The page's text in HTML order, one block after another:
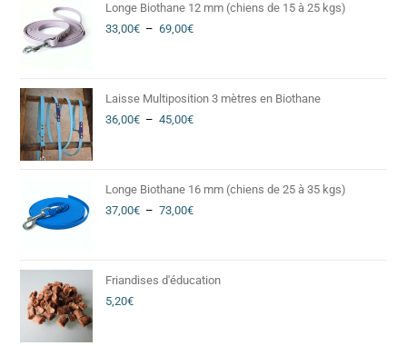
Longe Biothane 12 mm (chiens de 15 à 25 kgs)
33,00€ – 69,00€
Laisse Multiposition 3 mètres en Biothane
36,00€ – 45,00€
Longe Biothane 16 mm (chiens de 25 à 35 kgs)
37,00€ – 73,00€
Friandises d'éducation
5,20€